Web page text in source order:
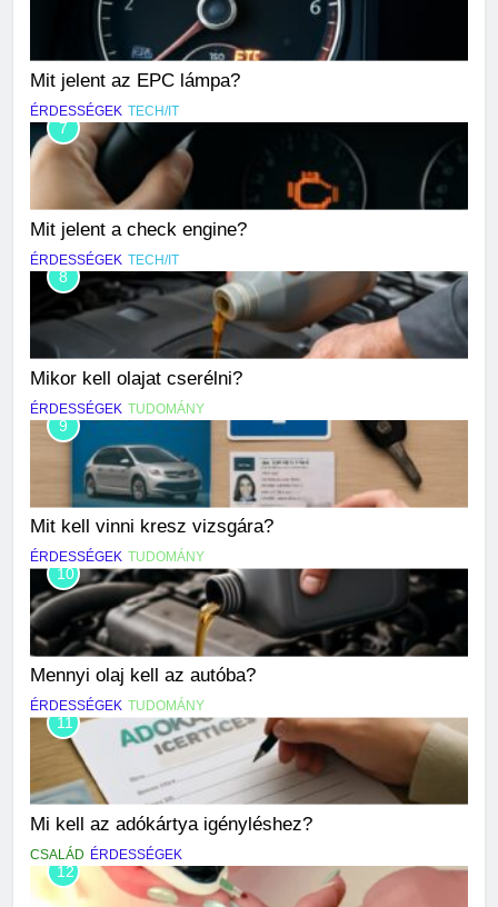
Mit jelent az EPC lámpa?
ÉRDESSÉGEK TECH/IT
7
Mit jelent a check engine?
ÉRDESSÉGEK TECH/IT
8
Mikor kell olajat cserélni?
ÉRDESSÉGEK TUDOMÁNY
9
Mit kell vinni kresz vizsgára?
ÉRDESSÉGEK TUDOMÁNY
10
Mennyi olaj kell az autóba?
ÉRDESSÉGEK TUDOMÁNY
11
Mi kell az adókártya igényléshez?
CSALÁD ÉRDESSÉGEK
12